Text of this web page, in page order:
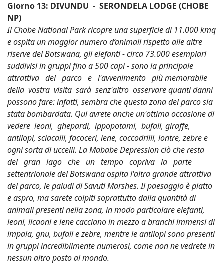
Giorno 13: DIVUNDU - SERONDELA LODGE (CHOBE
NP)
Il Chobe National Park ricopre una superficie di 11.000 kmq
e ospita un maggior numero d’animali rispetto alle altre
riserve del Botswana, gli elefanti - circa 73.000 esemplari
suddivisi in gruppi fino a 500 capi - sono la principale
attrattiva del parco e l'avvenimento più memorabile
della vostra visita sarà senz'altro osservare quanti danni
possono fare: infatti, sembra che questa zona del parco sia
stata bombardata. Qui avrete anche un'ottima occasione di
vedere leoni, ghepardi, ippopotami, bufali, giraffe,
antilopi, sciacalli, facoceri, iene, coccodrilli, lontre, zebre e
ogni sorta di uccelli. La Mababe Depression ciò che resta
del gran lago che un tempo copriva la parte
settentrionale del Botswana ospita l'altra grande attrattiva
del parco, le paludi di Savuti Marshes. Il paesaggio è piatto
e aspro, ma sarete colpiti soprattutto dalla quantità di
animali presenti nella zona, in modo particolare elefanti,
leoni, licaoni e iene cacciano in mezzo a branchi immensi di
impala, gnu, bufali e zebre, mentre le antilopi sono presenti
in gruppi incredibilmente numerosi, come non ne vedrete in
nessun altro posto al mondo.